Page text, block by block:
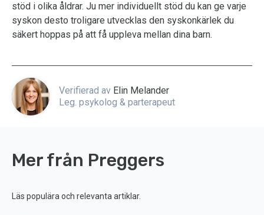
stöd i olika åldrar. Ju mer individuellt stöd du kan ge varje
syskon desto troligare utvecklas den syskonkärlek du
säkert hoppas på att få uppleva mellan dina barn.
Verifierad av Elin Melander
Leg. psykolog & parterapeut
Mer från Preggers
Läs populära och relevanta artiklar.